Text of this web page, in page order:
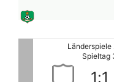
Länderspiele
Spieltag 3
1